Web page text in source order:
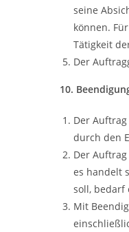
seine
können.
Tätigkeit
Der
10.
Der
durch den
Der
es handelt
soll, bedarf
Mit